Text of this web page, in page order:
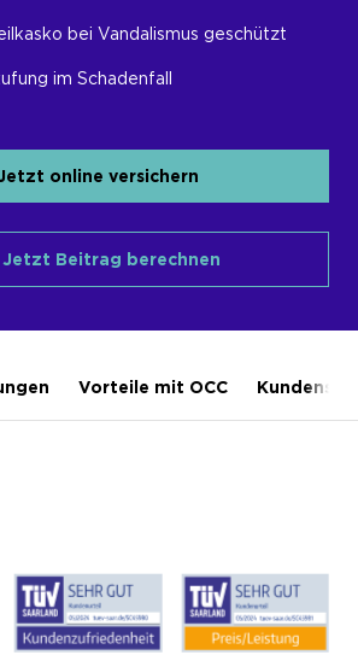
bei Vandalismus geschützt
im Schadenfall
online versichern
Jetzt Beitrag berechnen
Vorteile mit OCC